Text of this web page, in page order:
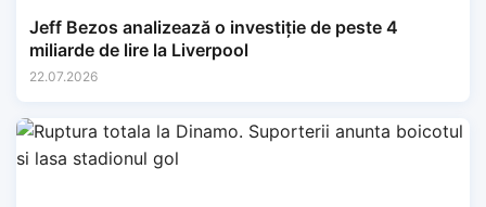
Jeff Bezos analizează o investiție de peste 4
miliarde de lire la Liverpool
22.07.2026